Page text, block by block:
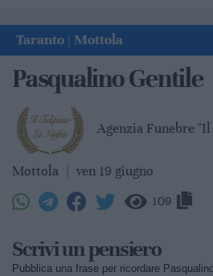
Taranto Mottola
Pasqualino Gentile
Agenzia Funebre "Il
Mottola ven 19 giugno
109
Scrivi un pensiero
Pubblica una frase per ricordare